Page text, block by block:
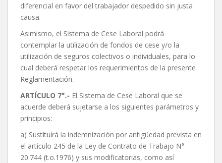
diferencial en favor del trabajador despedido sin justa
causa.
Asimismo, el Sistema de Cese Laboral podrá
contemplar la utilización de fondos de cese y/o la
utilización de seguros colectivos o individuales, para lo
cual deberá respetar los requerimientos de la presente
Reglamentación.
ARTÍCULO 7°.- El Sistema de Cese Laboral que se
acuerde deberá sujetarse a los siguientes parámetros y
principios:
a) Sustituirá la indemnización por antigüedad prevista en
el artículo 245 de la Ley de Contrato de Trabajo N°
20.744 (t.o.1976) y sus modificatorias, como así